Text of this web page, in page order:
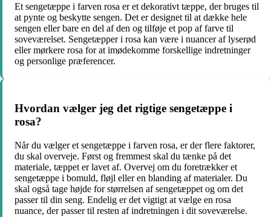
Et sengetæppe i farven rosa er et dekorativt tæppe, der bruges til
at pynte og beskytte sengen. Det er designet til at dække hele
sengen eller bare en del af den og tilføje et pop af farve til
soveværelset. Sengetæpper i rosa kan være i nuancer af lyserød
eller mørkere rosa for at imødekomme forskellige indretninger
og personlige præferencer.
Hvordan vælger jeg det rigtige sengetæppe i
rosa?
Når du vælger et sengetæppe i farven rosa, er der flere faktorer,
du skal overveje. Først og fremmest skal du tænke på det
materiale, tæppet er lavet af. Overvej om du foretrækker et
sengetæppe i bomuld, fløjl eller en blanding af materialer. Du
skal også tage højde for størrelsen af sengetæppet og om det
passer til din seng. Endelig er det vigtigt at vælge en rosa
nuance, der passer til resten af indretningen i dit soveværelse.